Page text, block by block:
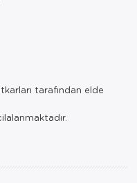
tarafından elde